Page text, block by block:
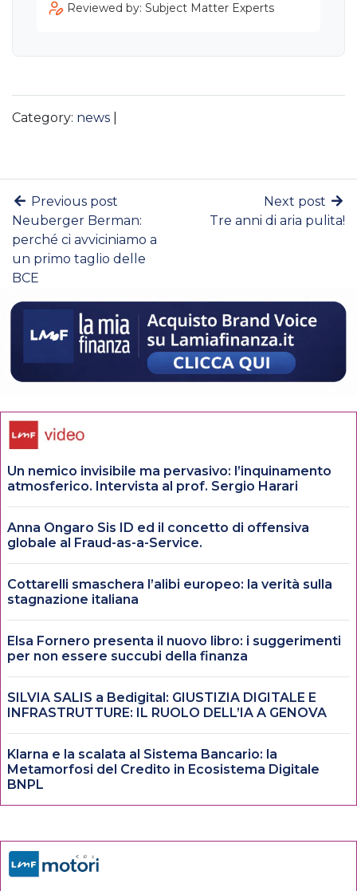
Reviewed by: Subject Matter Experts
Category: news
Previous post
Neuberger Berman:
perché ci avviciniamo a
un primo taglio delle
BCE
Next post
Tre anni di aria pulita!
Un nemico invisibile ma pervasivo: l’inquinamento
atmosferico. Intervista al prof. Sergio Harari
Anna Ongaro Sis ID ed il concetto di offensiva
globale al Fraud-as-a-Service.
Cottarelli smaschera l’alibi europeo: la verità sulla
stagnazione italiana
Elsa Fornero presenta il nuovo libro: i suggerimenti
per non essere succubi della finanza
SILVIA SALIS a Bedigital: GIUSTIZIA DIGITALE E
INFRASTRUTTURE: IL RUOLO DELL’IA A GENOVA
Klarna e la scalata al Sistema Bancario: la
Metamorfosi del Credito in Ecosistema Digitale
BNPL